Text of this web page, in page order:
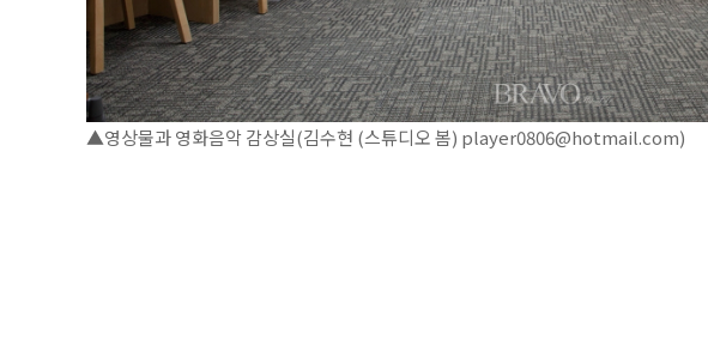
▲영상물과 영화음악 감상실(김수현 (스튜디오 봄) player0806@hotmail.com)